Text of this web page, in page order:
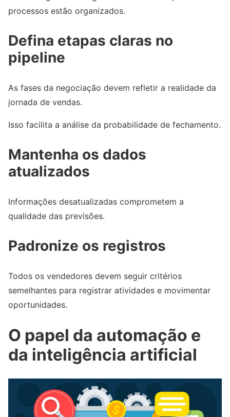
processos estão organizados.
Defina etapas claras no
pipeline
As fases da negociação devem refletir a realidade da
jornada de vendas.
Isso facilita a análise da probabilidade de fechamento.
Mantenha os dados
atualizados
Informações desatualizadas comprometem a
qualidade das previsões.
Padronize os registros
Todos os vendedores devem seguir critérios
semelhantes para registrar atividades e movimentar
oportunidades.
O papel da automação e
da inteligência artificial